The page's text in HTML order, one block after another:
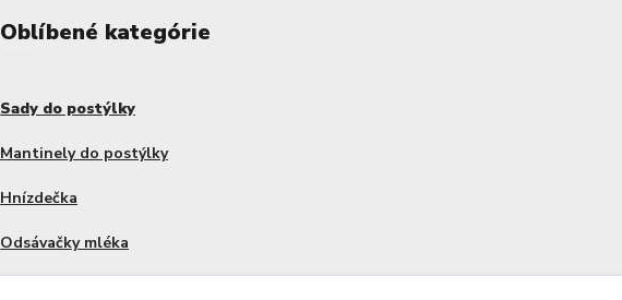
Oblíbené kategórie
Sady do postýlky
Mantinely do postýlky
Hnízdečka
Odsávačky mléka